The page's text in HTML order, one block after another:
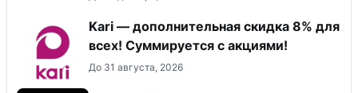
Kari — дополнительная скидка 8% для
всех! Суммируется с акциями!
До 31 августа, 2026